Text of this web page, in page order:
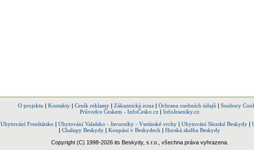
O projektu | Kontakty| Ceník reklamy| Zákaznická zona| Ochrana osobních údajů | Soubory
Průvodce Českem - InfoČesko.cz | InfoJeseníky.cz
Ubytování Frenštátsko | Ubytování Valašsko - Javorníky - Vsetínské vrchy | Ubytování Slezské Beskydy |
| Chalupy Beskydy | Koupání v Beskydech | Horská služba Beskydy
Copyright (C) 1998-2026 its Beskydy, s.r.o., všechna práva vyhrazena.